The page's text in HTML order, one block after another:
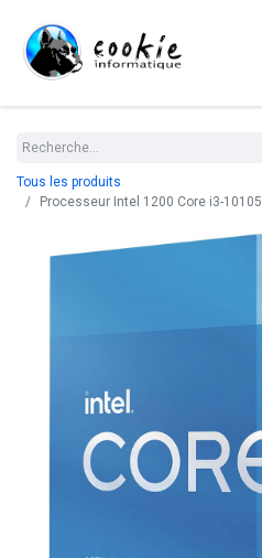
Tous les produits
Processeur Intel 1200 Core i3-